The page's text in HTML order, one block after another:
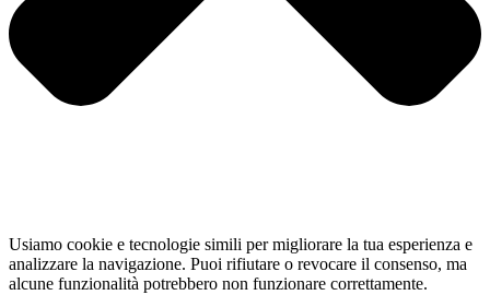
Usiamo cookie e tecnologie simili per migliorare la tua esperienza e
analizzare la navigazione. Puoi rifiutare o revocare il consenso, ma
alcune funzionalità potrebbero non funzionare correttamente.